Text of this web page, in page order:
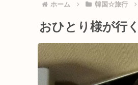
ホーム 韓国☆旅行
おひとり様が行